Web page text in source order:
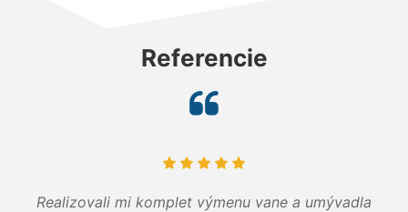
Referencie
Realizovali mi komplet výmenu vane a umývadla